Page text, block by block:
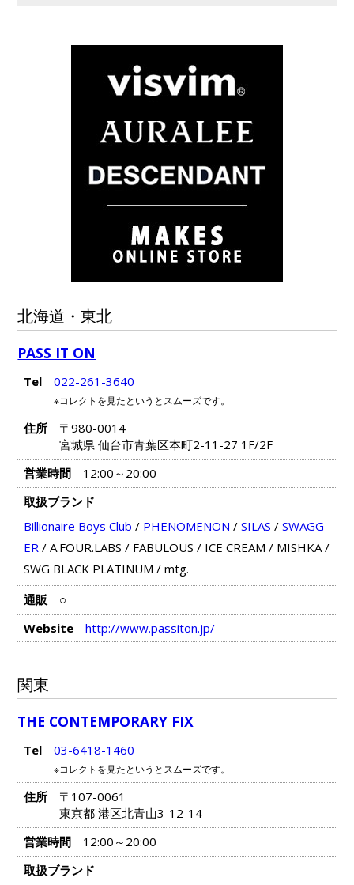
北海道・東北
PASS IT ON
Tel 022-261-3640
※コレクトを見たというとスムーズです。
住所
〒980-0014
宮城県 仙台市青葉区本町2-11-27 1F/2F
営業時間
12:00～20:00
取扱ブランド
Billionaire Boys Club / PHENOMENON / SILAS / SWAGG
ER/ A.FOUR.LABS / FABULOUS / ICE CREAM / MISHKA/
SWG BLACK PLATINUM / mtg.
通販
○
Website
http://www.passiton.jp/
関東
THE CONTEMPORARY FIX
Tel 03-6418-1460
※コレクトを見たというとスムーズです。
住所
〒107-0061
東京都 港区北青山3-12-14
営業時間
12:00～20:00
取扱ブランド